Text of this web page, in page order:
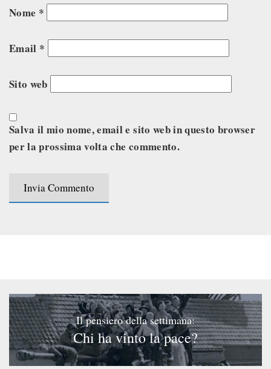
Nome *
Email *
Sito web
Salva il mio nome, email e sito web in questo browser
per la prossima volta che commento.
Il pensiero della settimana:
Chi ha vinto la pace?